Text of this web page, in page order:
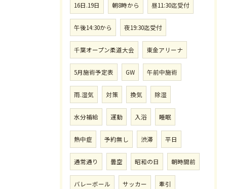
16日.19日 朝8時から 昼11:30迄受付
午後14:30から 夜19:30迄受付
千葉オープン柔道大会 東金アリーナ
5月施術予定表 GW 午前中施術
雨.湿気 対策 換気 除湿
水分補給 運動 入浴 睡眠
熱中症 予約無し 渋滞 平日
通常通り 曇空 昭和の日 朝時間前
バレーボール サッカー 牽引